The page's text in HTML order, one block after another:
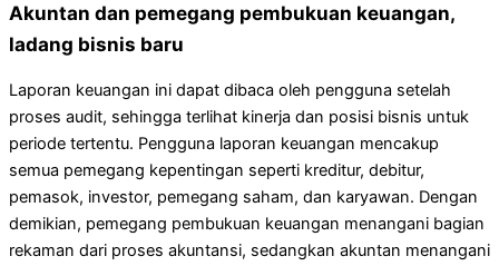
Akuntan dan pemegang pembukuan keuangan,
ladang bisnis baru
Laporan keuangan ini dapat dibaca oleh pengguna setelah
proses audit, sehingga terlihat kinerja dan posisi bisnis untuk
periode tertentu. Pengguna laporan keuangan mencakup
semua pemegang kepentingan seperti kreditur, debitur,
pemasok, investor, pemegang saham, dan karyawan. Dengan
demikian, pemegang pembukuan keuangan menangani bagian
rekaman dari proses akuntansi, sedangkan akuntan menangani